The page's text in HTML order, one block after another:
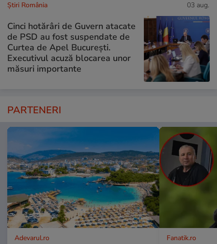
Știri România 03 aug.
Cinci hotărâri de Guvern atacate
de PSD au fost suspendate de
Curtea de Apel București.
Executivul acuză blocarea unor
măsuri importante
PARTENERI
Adevarul.ro Fanatik.ro